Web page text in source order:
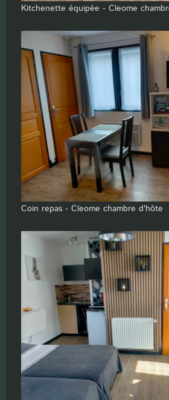
Kitchenette équipée - Cleome
Coin repas - Cleome chambre d'hôte